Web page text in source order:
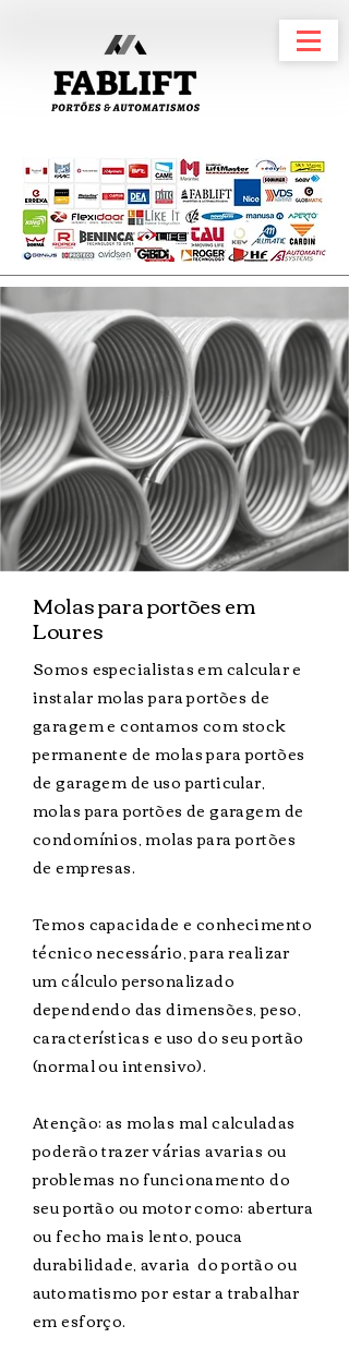
Molas para portões em
Loures
Somos especialistas em calcular e
instalar molas para portões de
garagem e contamos com stock
permanente de molaspara portões
de garagem de uso particular,
molas para portões de garagem de
condomínios, molas para portões
de empresas.
Temos capacidade e conhecimento
técnico necessário, para realizar
um cálculo personalizado
dependendo das dimensões, peso,
características e uso do seu portão
(normal ou intensivo).
Atenção: as molas mal calculadas
poderão trazer várias avarias ou
problemas no funcionamento do
seu portão ou motor como: abertura
ou fecho mais lento, pouca
durabilidade, avaria do portão ou
automatismo por estar a trabalhar
em esforço.